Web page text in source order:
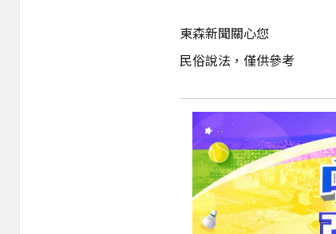
東森新聞關心您
民俗說法，僅供參考